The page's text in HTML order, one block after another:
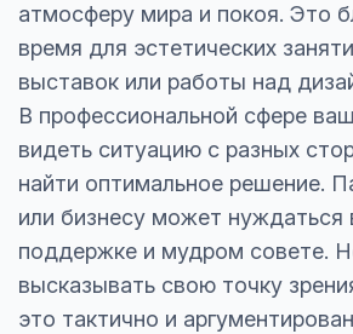
атмосферу мира и покоя. Это
время для эстетических
выставок или работы над
В профессиональной сфере
видеть ситуацию с разных
найти оптимальное решение.
или бизнесу может нуждаться
поддержке и мудром совете.
высказывать свою точку
это тактично и